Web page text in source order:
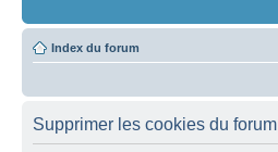
Index du forum
Supprimer les cookies du forum